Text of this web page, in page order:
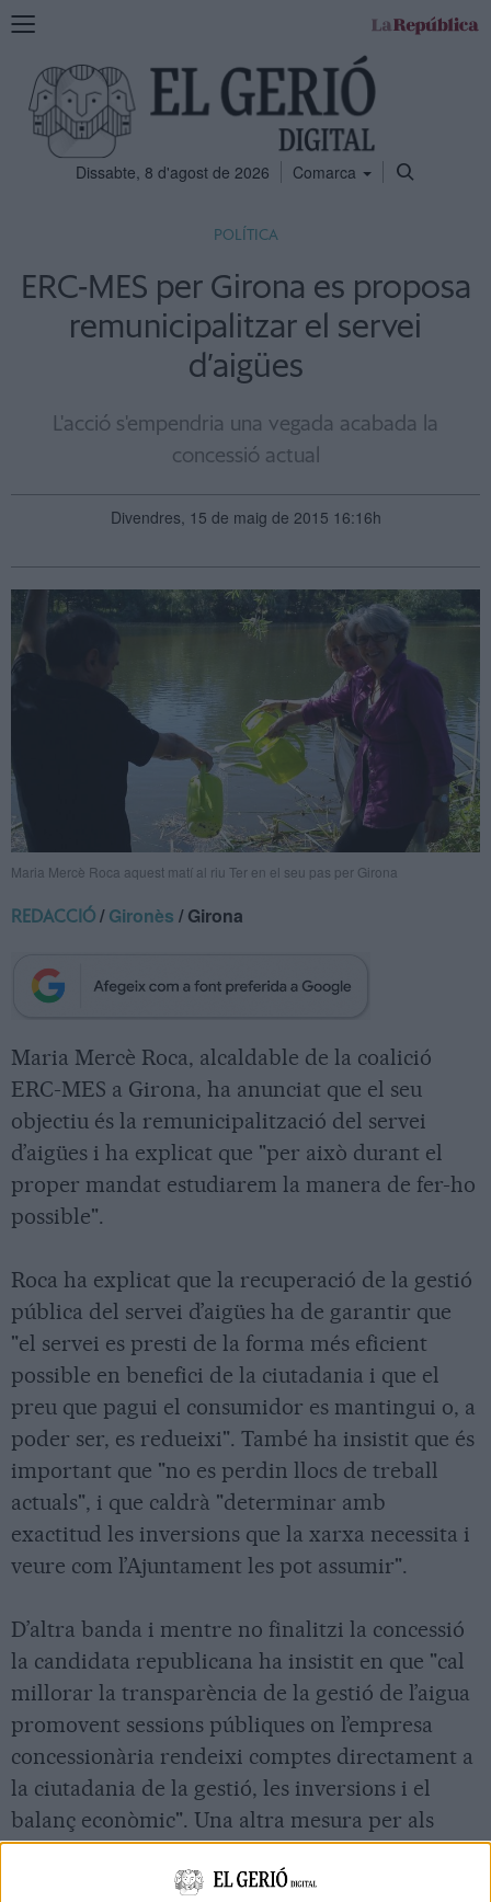
Mostra
navegació
Dissabte, 8 d'agost de 2026 Comarca
POLÍTICA
ERC-MES per Girona es proposa
remunicipalitzar el servei
d’aigües
L'acció s'empendria una vegada acabada la
concessió actual
Divendres, 15 de maig de 2015 16:16h
Maria Mercè Roca aquest matí al riu Ter en el seu pas per Girona
REDACCIÓ /Gironès / Girona
Maria Mercè Roca, alcaldable de la coalició
ERC-MES a Girona, ha anunciat que el seu
objectiu és la remunicipalització del servei
d’aigües i ha explicat que "per això durant el
proper mandat estudiarem la manera de fer-ho
possible".
Roca ha explicat que la recuperació de la gestió
pública del servei d’aigües ha de garantir que
"el servei es presti de la forma més eficient
possible en benefici de la ciutadania i que el
preu que pagui el consumidor es mantingui o, a
poder ser, es redueixi". També ha insistit que és
important que "no es perdin llocs de treball
actuals", i que caldrà "determinar amb
exactitud les inversions que la xarxa necessita i
veure com l’Ajuntament les pot assumir".
D’altra banda i mentre no finalitzi la concessió
la candidata republicana ha insistit en que "cal
millorar la transparència de la gestió de l’aigua
promovent sessions públiques on l’empresa
concessionària rendeixi comptes directament a
la ciutadania de la gestió, les inversions i el
balanç econòmic". Una altra mesura per als
propers anys serà la de destinar més recursos a
la tarifa ecosocial de l’aigua.